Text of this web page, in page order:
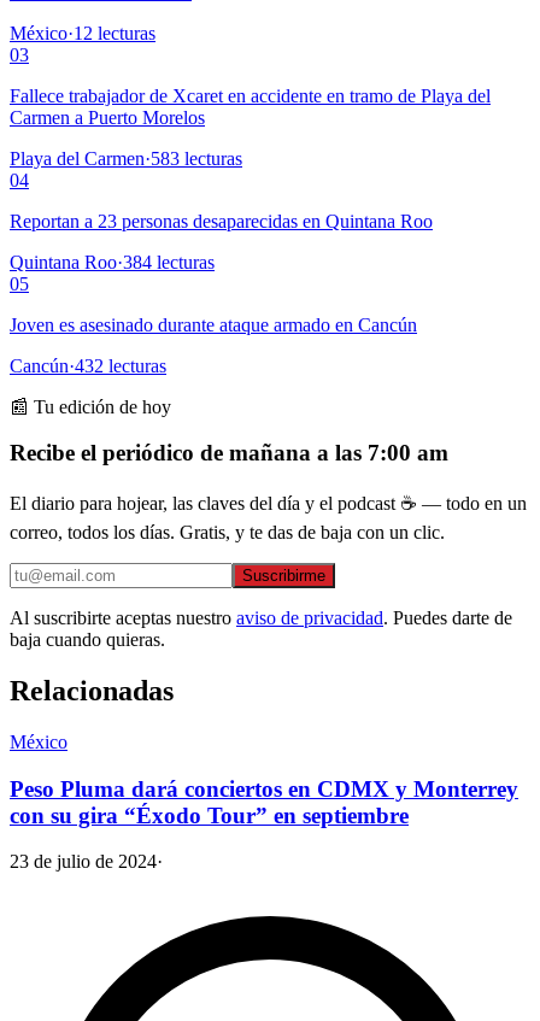
México·12 lecturas
03
Fallece trabajador de Xcaret en accidente en tramo de Playa del
Carmen a Puerto Morelos
Playa del Carmen·583 lecturas
04
Reportan a 23 personas desaparecidas en Quintana Roo
Quintana Roo·384 lecturas
05
Joven es asesinado durante ataque armado en Cancún
Cancún·432 lecturas
📰 Tu edición de hoy
Recibe el periódico de mañana a las 7:00 am
El diario para hojear, las claves del día y el podcast ☕ — todo en un
correo, todos los días. Gratis, y te das de baja con un clic.
Suscribirme
Al suscribirte aceptas nuestro aviso de privacidad. Puedes darte de
baja cuando quieras.
Relacionadas
México
Peso Pluma dará conciertos en CDMX y Monterrey
con su gira “Éxodo Tour” en septiembre
23 de julio de 2024·